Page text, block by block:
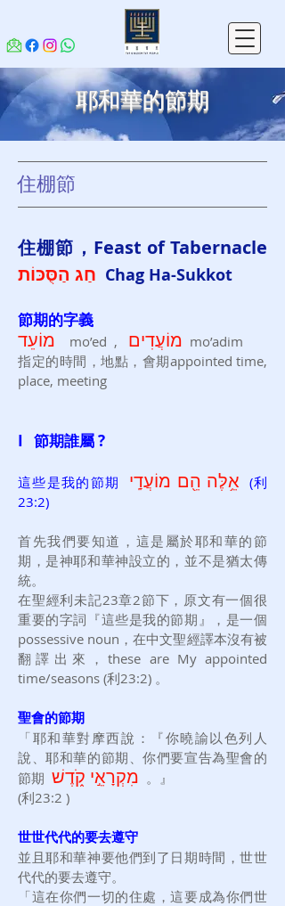
耶和華的節期
住棚節
住棚節，Feast of Tabernacle
חַג הַסֻּכּוֹת Chag Ha-Sukkot
節期的字義
מוֹעֵד mo’ed , מוֹעֲדִים mo’adim
指定的時間，地點，會期appointed time,
place, meeting
I 節期誰屬 ?
這些是我的節期 אֵ֥לֶּה הֵ֖ם מוֹעֲדָֽי
(利
23:2)
首先我們要知道，這是屬於耶和華的節
期，是神耶和華神設立的，並不是猶太傳
統。
在聖經利未記23章2節下，原文有一個很
重要的字詞『這些是我的節期』，是一個
possessive noun，在中文聖經譯本沒有被
翻譯出來，these are My appointed
time/seasons (利23:2) 。
聖會的節期
「耶和華對摩西說：『你曉諭以色列人
說、耶和華的節期、你們要宣告為聖會的
節期 מִקְרָאֵ֣י קֹ֑דֶשׁ 。』
(利23:2 )
世世代代的要去遵守
並且耶和華神要他們到了日期時間，世世
代代的要去遵守。
「這在你們一切的住處，這要成為你們世